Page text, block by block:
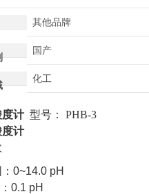
其他品牌
国产
化工
度计型号： PHB-3
度计
0~14.0 pH
0.1 pH